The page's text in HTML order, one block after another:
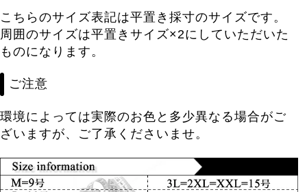
こちらのサイズ表記は平置き採寸のサイズです。
周囲のサイズは平置きサイズ×2にしていただいた
ものになります。
ご注意
環境によっては実際のお色と多少異なる場合がご
ざいますが、ご了承くださいませ。